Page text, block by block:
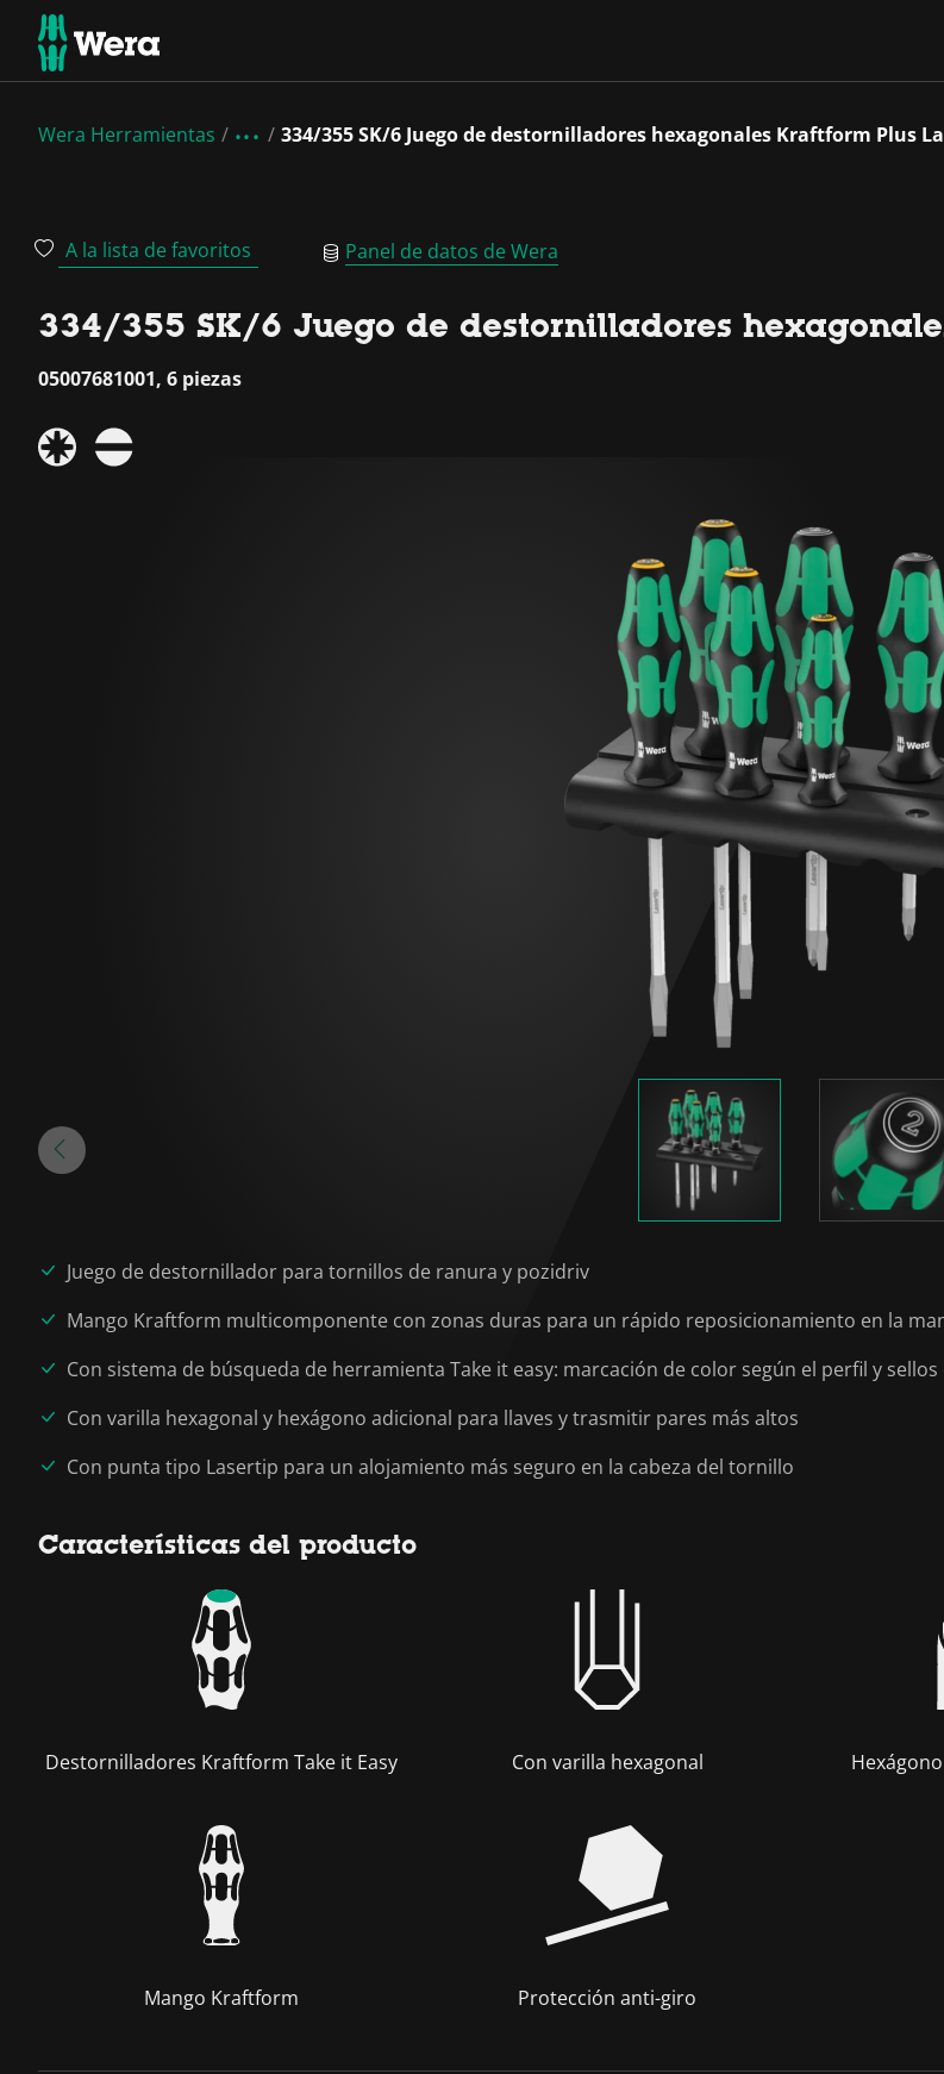
Wera Herramientas 334/355 SK/6 Juego de destornilladores hexagonales Kraftform Plus
A la lista de favoritos Panel de datos de Wera
334/355 SK/6 Juego de destornilladores
05007681001, 6 piezas
Juego de destornillador para tornillos de ranura y pozidriv
Mango Kraftform multicomponente con zonas duras para un rápido reposicionamiento en la
Con sistema de búsqueda de herramienta Take it easy: marcación de color según el perfil y
Con varilla hexagonal y hexágono adicional para llaves y trasmitir pares más altos
Con punta tipo Lasertip para un alojamiento más seguro en la cabeza del tornillo
Características del producto
Destornilladores Kraftform Take it Easy Con varilla hexagonal
Mango Kraftform Protección anti-giro